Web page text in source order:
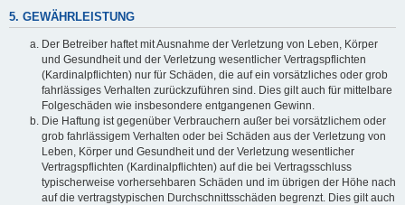
5. GEWÄHRLEISTUNG
Der Betreiber haftet mit Ausnahme der Verletzung von Leben, Körper
und Gesundheit und der Verletzung wesentlicher Vertragspflichten
(Kardinalpflichten) nur für Schäden, die auf ein vorsätzliches oder grob
fahrlässiges Verhalten zurückzuführen sind. Dies gilt auch für mittelbare
Folgeschäden wie insbesondere entgangenen Gewinn.
Die Haftung ist gegenüber Verbrauchern außer bei vorsätzlichem oder
grob fahrlässigem Verhalten oder bei Schäden aus der Verletzung von
Leben, Körper und Gesundheit und der Verletzung wesentlicher
Vertragspflichten (Kardinalpflichten) auf die bei Vertragsschluss
typischerweise vorhersehbaren Schäden und im übrigen der Höhe nach
auf die vertragstypischen Durchschnittsschäden begrenzt. Dies gilt auch